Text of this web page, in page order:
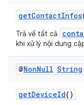
getContactInfos
Trả về tất cả
khi xử lý nội dung
@NonNull String
getDeviceId()